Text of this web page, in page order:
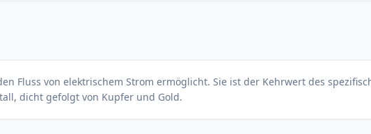
Fluss von elektrischem Strom ermöglicht. Sie ist der Kehrwert des
dicht gefolgt von Kupfer und Gold.